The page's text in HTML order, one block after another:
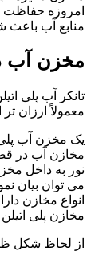
امروزه حفاظت
منابع آب باعث
مخزن آب
تانکر آب پلی
معمولاً ارزان
یک مخزن آب پلی
مخازن آب در
نور به داخل
می توان بیان
انواع مخازن
مخازن پلی
از لحاظ شکل